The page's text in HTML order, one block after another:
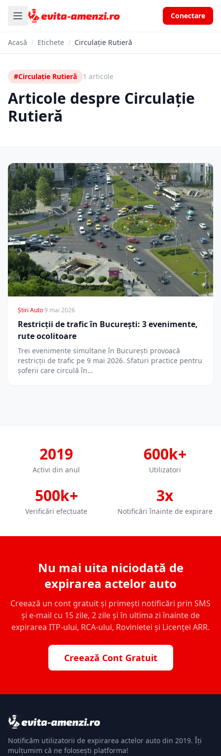
Conectare
Acasă / Etichete / Circulație Rutieră
#Circulație Rutieră 1 articole
Articole despre Circulație
Rutieră
Știri Auto·9 mai 2026
Restricții de trafic în București: 3 evenimente,
rute ocolitoare
Trei evenimente simultane în București provoacă
restricții de trafic pe 9 mai 2026. Sfaturi practice pentru
șoferii care circulă în…
2019
Activi din anul
600k+
Utilizatori
500k+
Verificări efectuate
3x
Notificări înainte de expirare
Nu mai uita niciodată de
expirarea actelor auto
Creează un cont gratuit și primești notificări prin SMS
și e-mail cu 15 zile, 2 zile și în ultima zi înainte de
expirarea ITP-ului, RCA-ului, Rovinietei și Licenței ARR.
Creează Cont Gratuit
Notificăm utilizatorii de expirarea actelor auto din 2019. Îți
mulțumim că ne folosești platforma!